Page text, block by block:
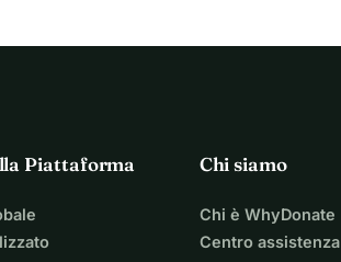
Piattaforma Chi siamo
Chi è WhyDonate
Centro assistenza